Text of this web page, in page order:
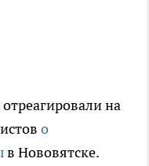
на
о
в Нововятске.